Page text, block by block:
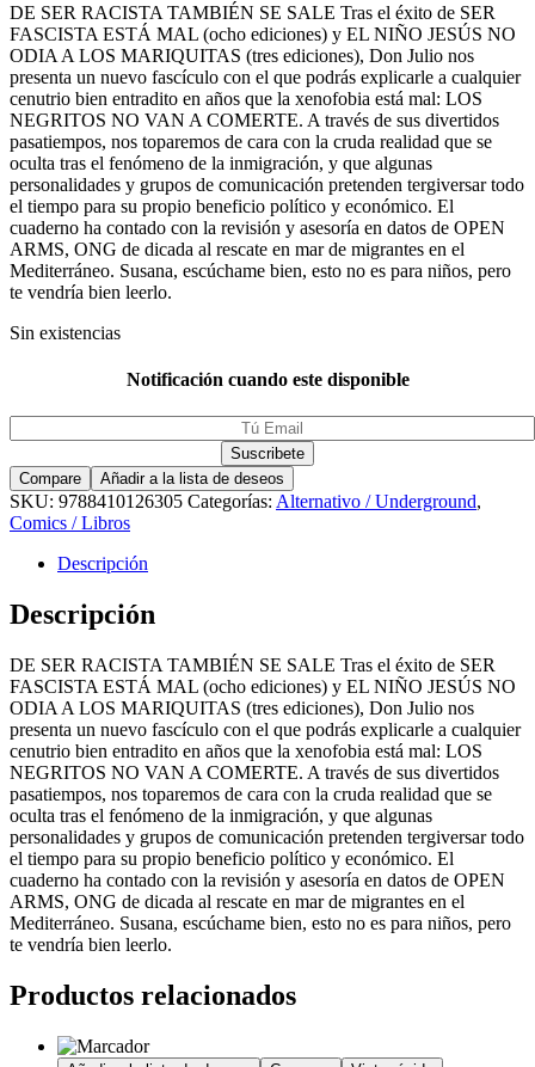
DE SER RACISTA TAMBIÉN SE SALE Tras el éxito de SER
FASCISTA ESTÁ MAL (ocho ediciones) y EL NIÑO JESÚS NO
ODIA A LOS MARIQUITAS (tres ediciones), Don Julio nos
presenta un nuevo fascículo con el que podrás explicarle a cualquier
cenutrio bien entradito en años que la xenofobia está mal: LOS
NEGRITOS NO VAN A COMERTE. A través de sus divertidos
pasatiempos, nos toparemos de cara con la cruda realidad que se
oculta tras el fenómeno de la inmigración, y que algunas
personalidades y grupos de comunicación pretenden tergiversar todo
el tiempo para su propio beneficio político y económico. El
cuaderno ha contado con la revisión y asesoría en datos de OPEN
ARMS, ONG de dicada al rescate en mar de migrantes en el
Mediterráneo. Susana, escúchame bien, esto no es para niños, pero
te vendría bien leerlo.
Sin existencias
Notificación cuando este disponible
Compare Añadir a la lista de deseos
SKU: 9788410126305 Categorías: Alternativo / Underground,
Comics / Libros
Descripción
Descripción
DE SER RACISTA TAMBIÉN SE SALE Tras el éxito de SER
FASCISTA ESTÁ MAL (ocho ediciones) y EL NIÑO JESÚS NO
ODIA A LOS MARIQUITAS (tres ediciones), Don Julio nos
presenta un nuevo fascículo con el que podrás explicarle a cualquier
cenutrio bien entradito en años que la xenofobia está mal: LOS
NEGRITOS NO VAN A COMERTE. A través de sus divertidos
pasatiempos, nos toparemos de cara con la cruda realidad que se
oculta tras el fenómeno de la inmigración, y que algunas
personalidades y grupos de comunicación pretenden tergiversar todo
el tiempo para su propio beneficio político y económico. El
cuaderno ha contado con la revisión y asesoría en datos de OPEN
ARMS, ONG de dicada al rescate en mar de migrantes en el
Mediterráneo. Susana, escúchame bien, esto no es para niños, pero
te vendría bien leerlo.
Productos relacionados